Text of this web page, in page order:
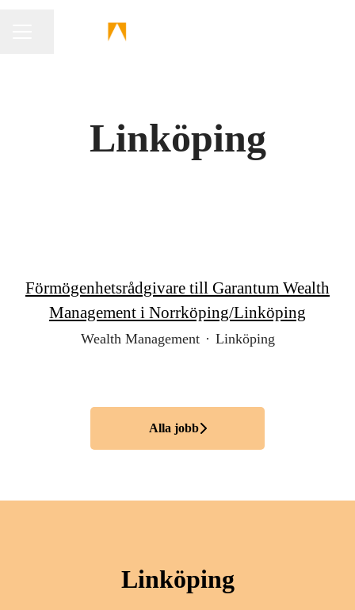
Linköping
Förmögenhetsrådgivare till Garantum Wealth
Management i Norrköping/Linköping
Wealth Management · Linköping
Alla jobb
Linköping